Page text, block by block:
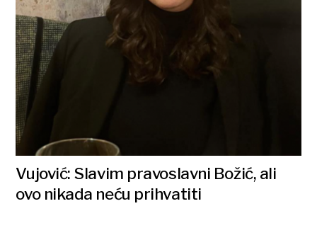
Vujović: Slavim pravoslavni Božić, ali
ovo nikada neću prihvatiti